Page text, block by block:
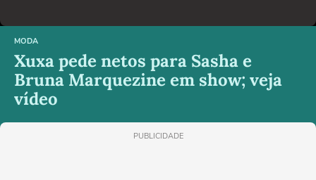
MODA
Xuxa pede netos para Sasha e
Bruna Marquezine em show; veja
vídeo
PUBLICIDADE